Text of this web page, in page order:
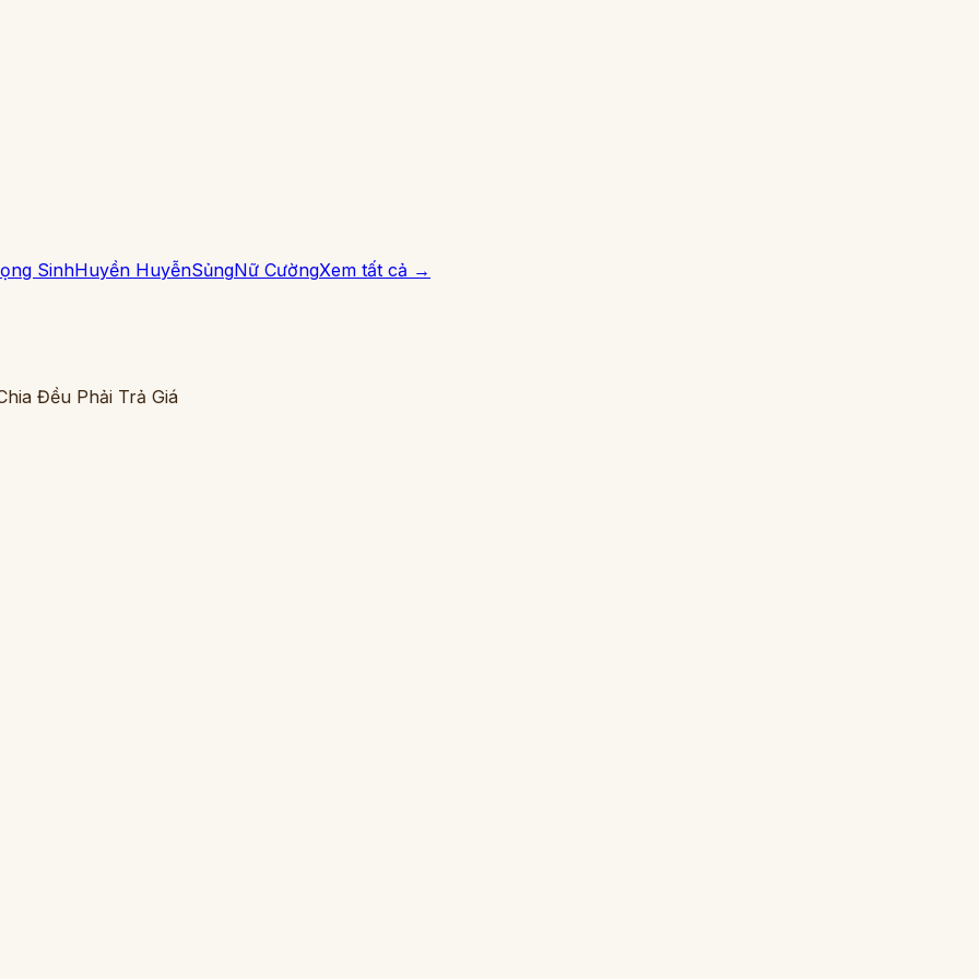
SinhHuyền HuyễnSủngNữ CườngXem tất cả →
Đều Phải Trả Giá